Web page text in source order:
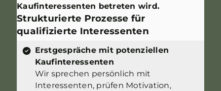
Kaufinteressenten betreten wird.
Strukturierte Prozesse für
qualifizierte Interessenten
Erstgespräche mit potenziellen
Kaufinteressenten
Wir sprechen persönlich mit
Interessenten, prüfen Motivation,